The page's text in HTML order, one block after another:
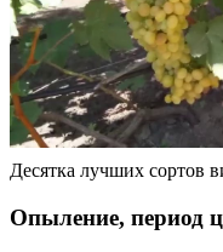
Десятка лучших сортов
Опыление, период